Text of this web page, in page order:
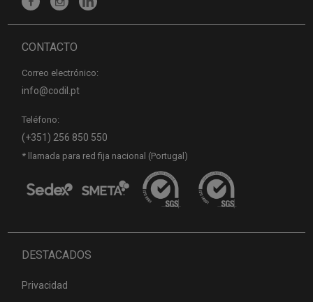
CONTACTO
Correo electrónico:
info@codil.pt
Teléfono:
(+351) 256 850 550
* llamada para red fija nacional (Portugal)
DESTACADOS
Privacidad